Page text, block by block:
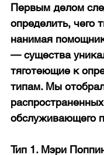
Первым делом
определить, чего
нанимая
— существа
тяготеющие к
типам. Мы
обслуживающего
Тип 1. Мэри